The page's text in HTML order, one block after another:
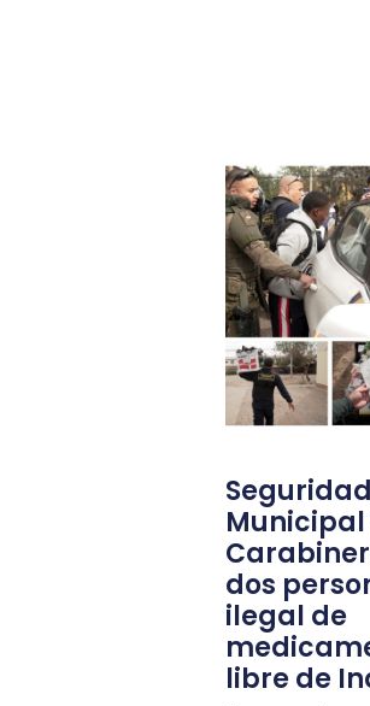
Municipal
dos
ilegal de
libre de